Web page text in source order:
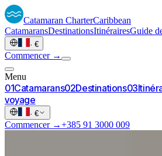
Catamaran CharterCaribbean
CatamaransDestinationsItinérairesGuide
· €
Commencer →
Menu
01Catamarans02Destinations03
voyage
· €
Commencer →+385 91 3000 009